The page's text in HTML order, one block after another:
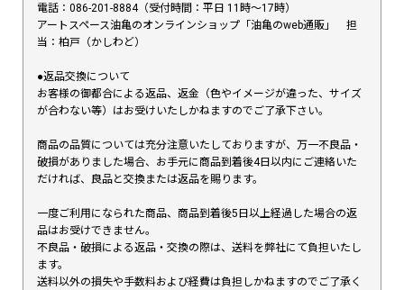
電話：086-201-8884（受付時間：平日 11時〜17時）
アートスペース油亀のオンラインショップ「油亀のweb通販」 担
当：柏戸（かしわど）
●返品交換について
お客様の御都合による返品、返金（色やイメージが違った、サイズ
が合わない等）はお受けいたしかねますのでご了承下さい。
商品の品質については充分注意いたしておりますが、万一不良品・
破損がありました場合、お手元に商品到着後4日以内にご連絡いた
だければ、良品と交換または返品を賜ります。
一度ご利用になられた商品、商品到着後5日以上経過した場合の返
品はお受けできません。
不良品・破損による返品・交換の際は、送料を弊社にて負担いたし
ます。
送料以外の損失や手数料および経費は負担しかねますのでご了承く